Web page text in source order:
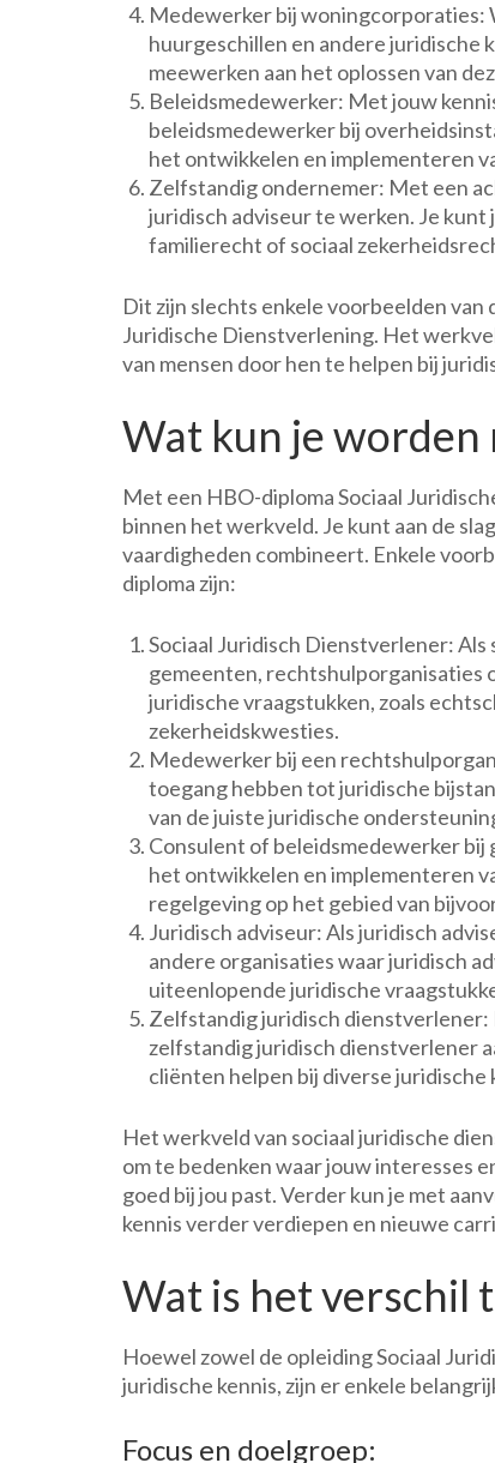
Medewerker bij woningcorporaties:
huurgeschillen en andere juridische
meewerken aan het oplossen van
Beleidsmedewerker: Met jouw
beleidsmedewerker bij
het ontwikkelen en implementeren
Zelfstandig ondernemer: Met een
juridisch adviseur te werken. Je kunt
familierecht of sociaal
Dit zijn slechts enkele voorbeelden van
Juridische Dienstverlening. Het
van mensen door hen te helpen bij
Wat kun je worden
Met een HBO-diploma Sociaal
binnen het werkveld. Je kunt aan de
vaardigheden combineert. Enkele
diploma zijn:
Sociaal Juridisch Dienstverlener:
gemeenten, rechtshulporganisaties
juridische vraagstukken, zoals
zekerheidskwesties.
Medewerker bij een
toegang hebben tot juridische
van de juiste juridische
Consulent of beleidsmedewerker bij
het ontwikkelen en implementeren
regelgeving op het gebied van
Juridisch adviseur: Als juridisch
andere organisaties waar juridisch
uiteenlopende juridische
Zelfstandig juridisch dienstverlener:
zelfstandig juridisch dienstverlener
cliënten helpen bij diverse juridische
Het werkveld van sociaal juridische
om te bedenken waar jouw interesses
goed bij jou past. Verder kun je met
kennis verder verdiepen en nieuwe
Wat is het verschil
Hoewel zowel de opleiding Sociaal
juridische kennis, zijn er enkele
Focus en doelgroep: